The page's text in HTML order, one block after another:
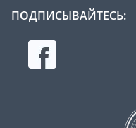
ПОДПИСЫВАЙТЕСЬ: